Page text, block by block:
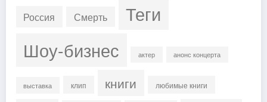
Россия Смерть Теги
Шоу-бизнес актер анонс концерта
выставка клип книги любимые книги